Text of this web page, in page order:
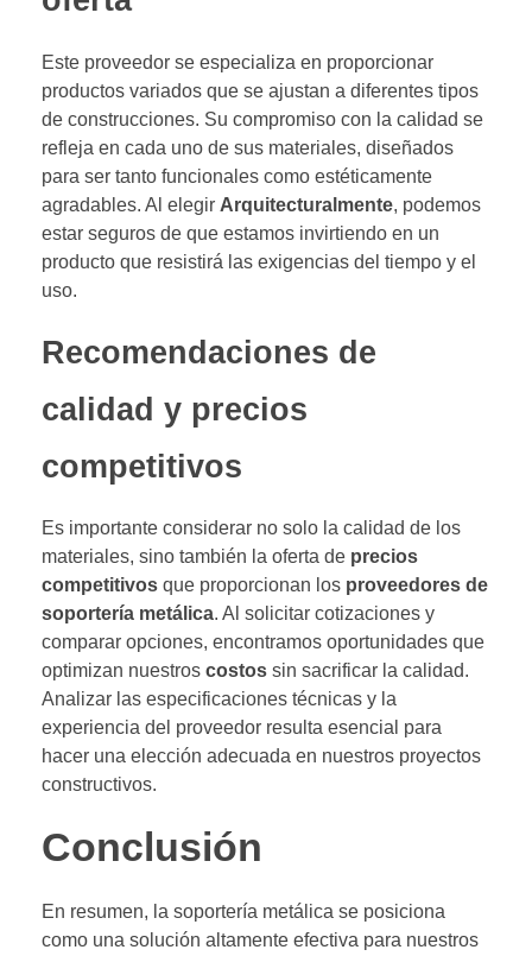
Este proveedor se especializa en proporcionar
productos variados que se ajustan a diferentes tipos
de construcciones. Su compromiso con la calidad se
refleja en cada uno de sus materiales, diseñados
para ser tanto funcionales como estéticamente
agradables. Al elegir Arquitecturalmente, podemos
estar seguros de que estamos invirtiendo en un
producto que resistirá las exigencias del tiempo y el
uso.
Recomendaciones de
calidad y precios
competitivos
Es importante considerar no solo la calidad de los
materiales, sino también la oferta de precios
competitivos que proporcionan los proveedores de
soportería metálica. Al solicitar cotizaciones y
comparar opciones, encontramos oportunidades que
optimizan nuestros costos sin sacrificar la calidad.
Analizar las especificaciones técnicas y la
experiencia del proveedor resulta esencial para
hacer una elección adecuada en nuestros proyectos
constructivos.
Conclusión
En resumen, la soportería metálica se posiciona
como una solución altamente efectiva para nuestros